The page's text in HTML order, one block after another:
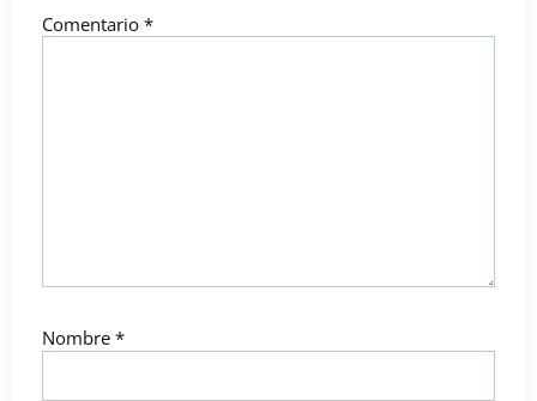
Comentario *
Nombre *